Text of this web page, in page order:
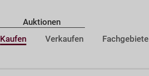
Auktionen
Kaufen
Verkaufen Fachgebiete